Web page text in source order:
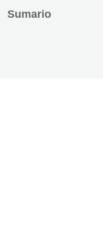
Sumario